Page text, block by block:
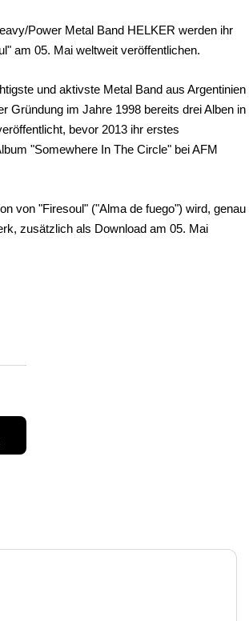
Power Metal Band HELKER werden ihr
am 05. Mai weltweit veröffentlichen.
und aktivste Metal Band aus Argentinien
Gründung im Jahre 1998 bereits drei Alben in
bevor 2013 ihr erstes
"Somewhere In The Circle" bei AFM
von "Firesoul" ("Alma de fuego") wird, genau
zusätzlich als Download am 05. Mai